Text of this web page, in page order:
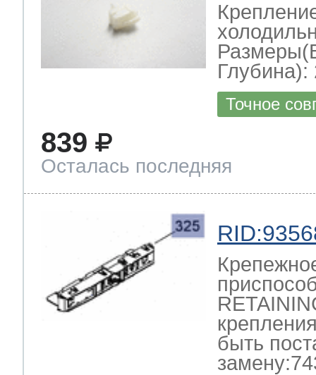
Глубина):
Точное
839
Осталась последняя
быть